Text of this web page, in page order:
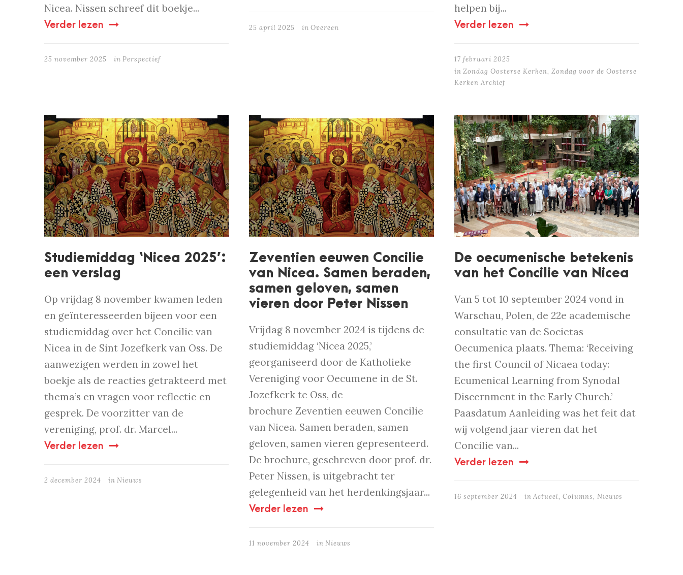
Nicea. Nissen schreef dit boekje...
Verder lezen
25 november 2025 in Perspectief
25 april 2025 in Overeen
helpen bij...
Verder lezen
17 februari 2025
in Zondag Oosterse Kerken, Zondag voor de Oosterse
Kerken Archief
Studiemiddag ‘Nicea 2025’:
een verslag
Op vrijdag 8 november kwamen leden
en geïnteresseerden bijeen voor een
studiemiddag over het Concilie van
Nicea in de Sint Jozefkerk van Oss. De
aanwezigen werden in zowel het
boekje als de reacties getrakteerd met
thema’s en vragen voor reflectie en
gesprek. De voorzitter van de
vereniging, prof. dr. Marcel...
Verder lezen
2 december 2024 in Nieuws
Zeventien eeuwen Concilie
van Nicea. Samen beraden,
samen geloven, samen
vieren door Peter Nissen
Vrijdag 8 november 2024 is tijdens de
studiemiddag ‘Nicea 2025,’
georganiseerd door de Katholieke
Vereniging voor Oecumene in de St.
Jozefkerk te Oss, de
brochure Zeventien eeuwen Concilie
van Nicea. Samen beraden, samen
geloven, samen vieren gepresenteerd.
De brochure, geschreven door prof. dr.
Peter Nissen, is uitgebracht ter
gelegenheid van het herdenkingsjaar...
Verder lezen
11 november 2024 in Nieuws
De oecumenische betekenis
van het Concilie van Nicea
Van 5 tot 10 september 2024 vond in
Warschau, Polen, de 22e academische
consultatie van de Societas
Oecumenica plaats. Thema: ‘Receiving
the first Council of Nicaea today:
Ecumenical Learning from Synodal
Discernment in the Early Church.’
Paasdatum Aanleiding was het feit dat
wij volgend jaar vieren dat het
Concilie van...
Verder lezen
16 september 2024 in Actueel, Columns, Nieuws